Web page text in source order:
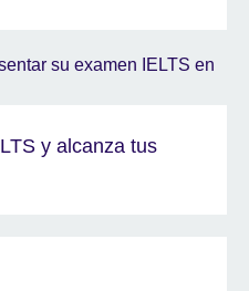
y alcanza tus